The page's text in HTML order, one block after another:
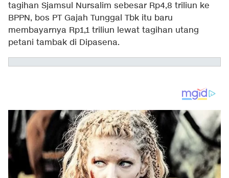
tagihan Sjamsul Nursalim sebesar Rp4,8 triliun ke
BPPN, bos PT Gajah Tunggal Tbk itu baru
membayarnya Rp1,1 triliun lewat tagihan utang
petani tambak di Dipasena.